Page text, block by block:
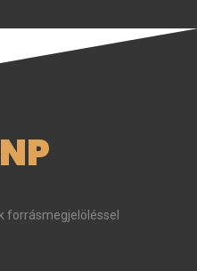
forrásmegjelöléssel